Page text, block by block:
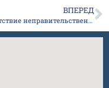
ВПЕРЕД